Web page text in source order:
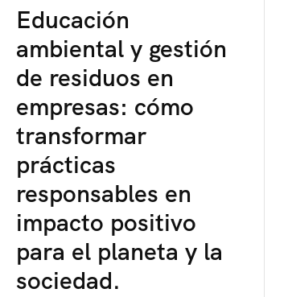
Educación
ambiental y gestión
de residuos en
empresas: cómo
transformar
prácticas
responsables en
impacto positivo
para el planeta y la
sociedad.